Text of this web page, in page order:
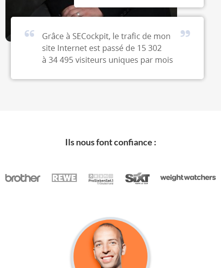
Ils nous font confiance :